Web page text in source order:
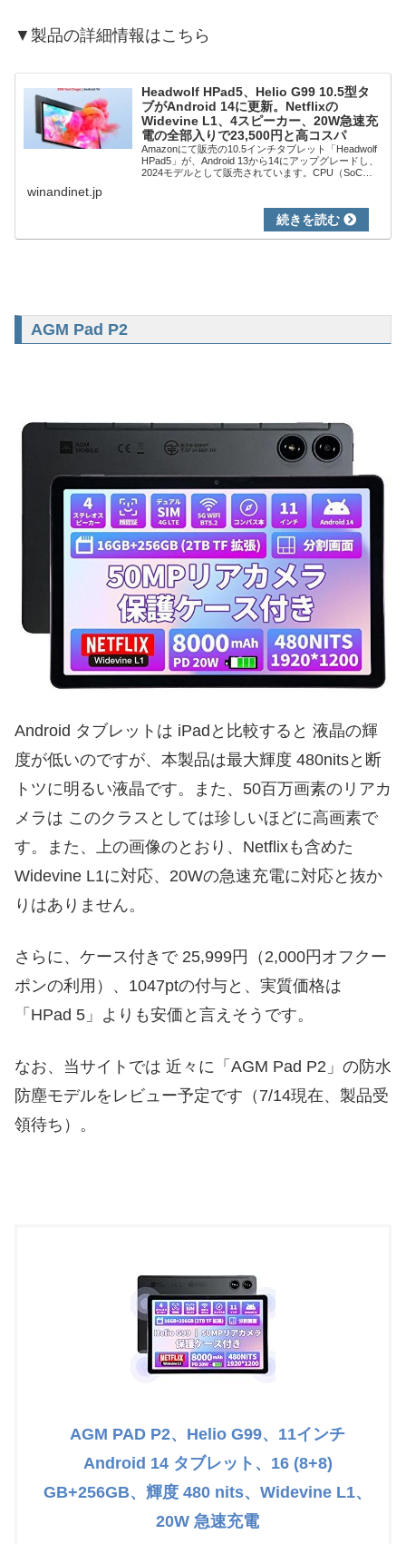
▼製品の詳細情報はこちら
Headwolf HPad5、Helio G99 10.5型タ
ブがAndroid 14に更新。Netflixの
Widevine L1、4スピーカー、20W急速充
電の全部入りで23,500円と高コスパ
Amazonにて販売の10.5インチタブレット「Headwolf
HPad5」が、Android 13から14にアップグレードし、
2024モデルとして販売されています。CPU（SoC）
winandinet.jp
AGM Pad P2
Android タブレットは iPadと比較すると 液晶の輝
度が低いのですが、本製品は最大輝度 480nitsと断
トツに明るい液晶です。また、50百万画素のリアカ
メラは このクラスとしては珍しいほどに高画素で
す。また、上の画像のとおり、Netflixも含めた
Widevine L1に対応、20Wの急速充電に対応と抜か
りはありません。
さらに、ケース付きで 25,999円（2,000円オフクー
ポンの利用）、1047ptの付与と、実質価格は
「HPad 5」よりも安価と言えそうです。
なお、当サイトでは 近々に「AGM Pad P2」の防水
防塵モデルをレビュー予定です（7/14現在、製品受
領待ち）。
AGM PAD P2、Helio G99、11インチ
Android 14 タブレット、16 (8+8)
GB+256GB、輝度 480 nits、Widevine L1、
20W 急速充電